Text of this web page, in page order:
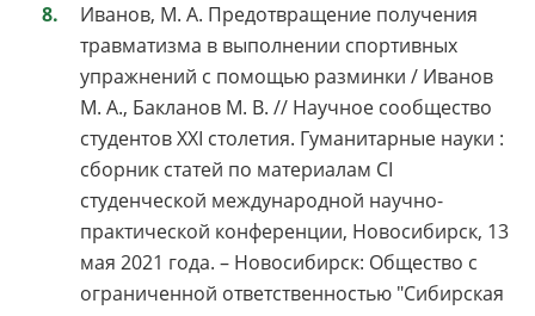
Иванов, М. А. Предотвращение получения
травматизма в выполнении спортивных
упражнений с помощью разминки / Иванов
М. А., Бакланов М. В. // Научное сообщество
студентов XXI столетия. Гуманитарные науки :
сборник статей по материалам CI
студенческой международной научно-
практической конференции, Новосибирск, 13
мая 2021 года. – Новосибирск: Общество с
ограниченной ответственностью "Сибирская